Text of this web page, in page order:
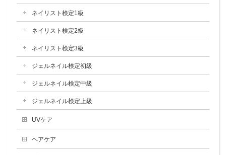
ネイリスト検定1級
ネイリスト検定2級
ネイリスト検定3級
ジェルネイル検定初級
ジェルネイル検定中級
ジェルネイル検定上級
UVケア
ヘアケア